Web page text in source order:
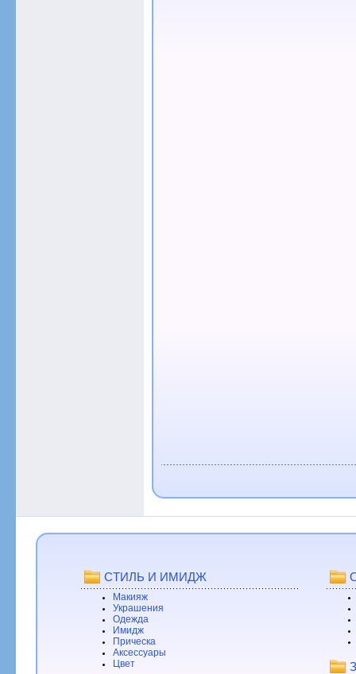
СТИЛЬ И ИМИДЖ
Макияж
Украшения
Одежда
Имидж
Прическа
Аксессуары
Цвет